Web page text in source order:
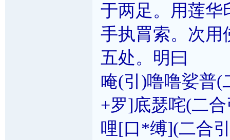
于两足。用莲
手执罥索。次用
五处。明曰
唵(引)噜噜娑普
+罗]底瑟咤(二
哩[口*缚](二合